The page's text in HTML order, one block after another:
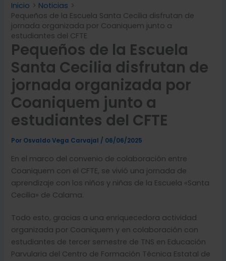
Inicio
Noticias
Pequeños de la Escuela Santa Cecilia disfrutan de
jornada organizada por Coaniquem junto a
estudiantes del CFTE
Pequeños de la Escuela
Santa Cecilia disfrutan de
jornada organizada por
Coaniquem junto a
estudiantes del CFTE
Por Osvaldo Vega Carvajal / 06/06/2025
En el marco del convenio de colaboración entre
Coaniquem con el CFTE, se vivió una jornada de
aprendizaje con los niños y niñas de la Escuela «Santa
Cecilia» de Calama.
Todo esto, gracias a una enriquecedora actividad
organizada por Coaniquem y en colaboración con
estudiantes de tercer semestre de TNS en Educación
Parvularia del Centro de Formación Técnica Estatal de